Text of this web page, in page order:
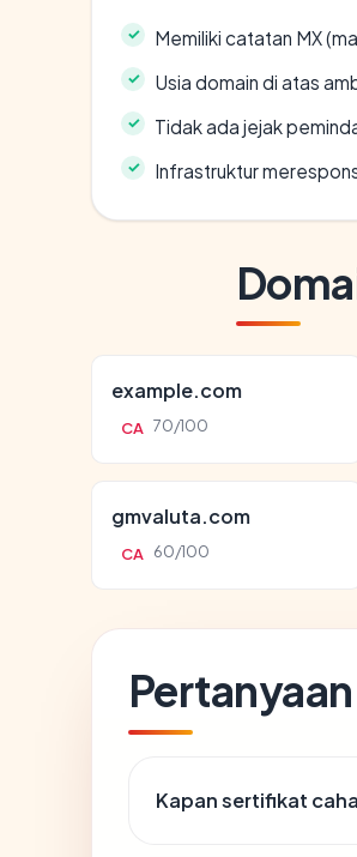
Memiliki catatan MX
Usia domain di atas
Tidak ada jejak
Infrastruktur
example.com
CA 70/100
gmvaluta.com
CA 60/100
Kapan sertifikat